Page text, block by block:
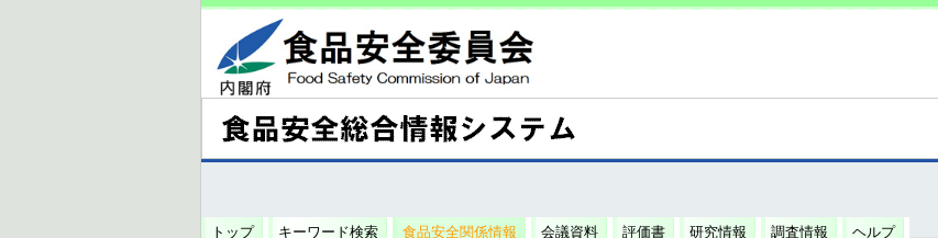
トップ キーワード検索 食品安全関係情報 会議資料 評価書 研究情報 調査情報 ヘルプ